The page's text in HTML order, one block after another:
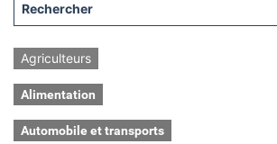
Agriculteurs
Alimentation
Automobile et transports